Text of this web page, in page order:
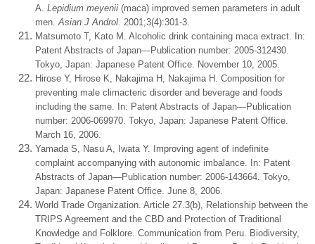
A. Lepidium meyenii (maca) improved semen parameters in adult
men. Asian J Androl. 2001;3(4):301-3.
Matsumoto T, Kato M. Alcoholic drink containing maca extract. In:
Patent Abstracts of Japan—Publication number: 2005-312430.
Tokyo, Japan: Japanese Patent Office. November 10, 2005.
Hirose Y, Hirose K, Nakajima H, Nakajima H. Composition for
preventing male climacteric disorder and beverage and foods
including the same. In: Patent Abstracts of Japan—Publication
number: 2006-069970. Tokyo, Japan: Japanese Patent Office.
March 16, 2006.
Yamada S, Nasu A, Iwata Y. Improving agent of indefinite
complaint accompanying with autonomic imbalance. In: Patent
Abstracts of Japan—Publication number: 2006-143664. Tokyo,
Japan: Japanese Patent Office. June 8, 2006.
World Trade Organization. Article 27.3(b), Relationship between the
TRIPS Agreement and the CBD and Protection of Traditional
Knowledge and Folklore. Communication from Peru. Biodiversity,